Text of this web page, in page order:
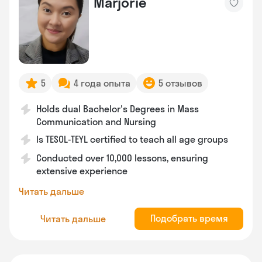
5 4 года опыта 5 отзывов
Holds dual Bachelor's Degrees in Mass
Communication and Nursing
Is TESOL-TEYL certified to teach all age groups
Conducted over 10,000 lessons, ensuring
extensive experience
Читать дальше
Читать дальше Подобрать время